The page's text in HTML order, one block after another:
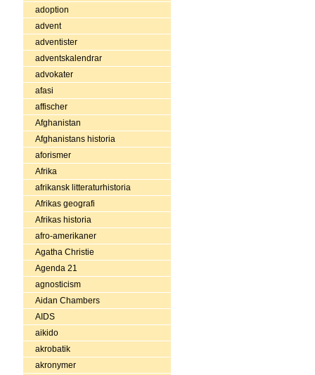
adoption
advent
adventister
adventskalendrar
advokater
afasi
affischer
Afghanistan
Afghanistans historia
aforismer
Afrika
afrikansk litteraturhistoria
Afrikas geografi
Afrikas historia
afro-amerikaner
Agatha Christie
Agenda 21
agnosticism
Aidan Chambers
AIDS
aikido
akrobatik
akronymer